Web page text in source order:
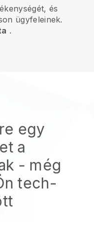
és
ügyfeleinek.
.
egy
a
- még
tech-